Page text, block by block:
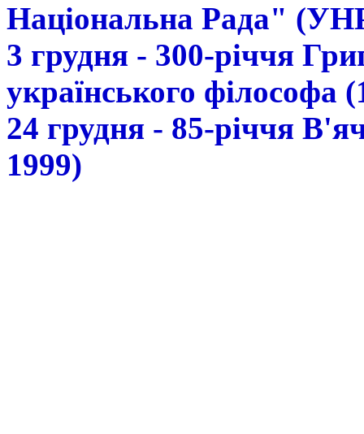
Національна Рада"
3 грудня - 300-річчя
українського філософа
24 грудня - 85-річчя
1999)